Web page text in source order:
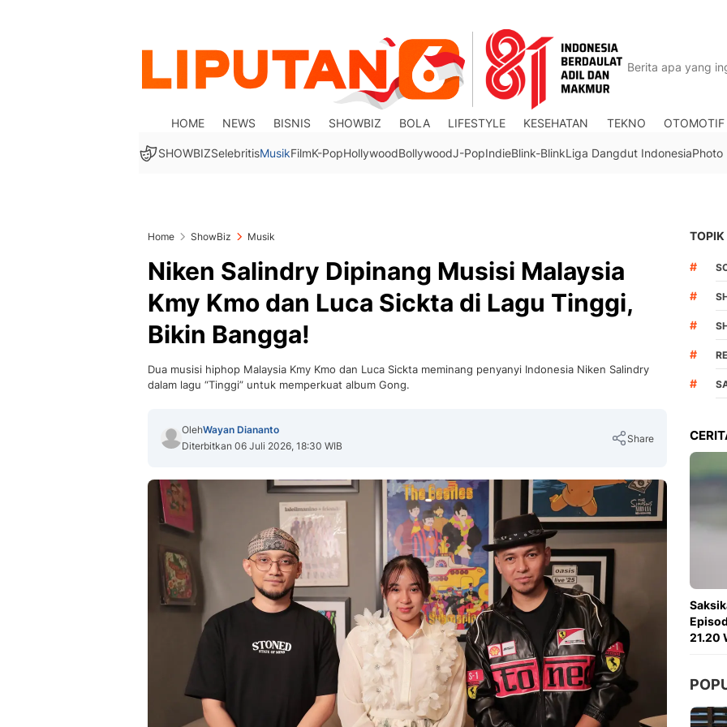
HOME NEWS BISNIS SHOWBIZ BOLA LIFESTYLE KESEHATAN TEKNO OTOMOTIF
SHOWBIZSelebritisMusikFilmK-PopHollywoodBollywoodJ-PopIndieBlink-BlinkLiga Dangdut IndonesiaPhoto
Home ShowBiz Musik
Niken Salindry Dipinang Musisi Malaysia
Kmy Kmo dan Luca Sickta di Lagu Tinggi,
Bikin Bangga!
Dua musisi hiphop Malaysia Kmy Kmo dan Luca Sickta meminang penyanyi Indonesia Niken Salindry
dalam lagu “Tinggi” untuk memperkuat album Gong.
OlehWayan Diananto
Diterbitkan 06 Juli 2026, 18:30 WIB
Share
Copy Link
TOPIK
#
#
#
#
#
21.20